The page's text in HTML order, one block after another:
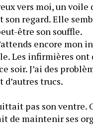
vers moi, un voile
son regard. Elle
être son souffle.
encore mon
Les infirmières ont
soir. J’ai des
d’autres trucs.
pas son ventre.
de maintenir ses